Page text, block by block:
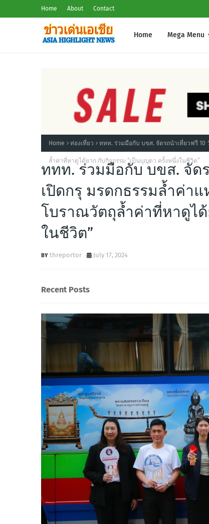
Home About Contact
Home Mega Menu
Home ท่องเที่ยว ททท. ร่วมมือกับ บขส. จัดรถนำเที่ยวฟรี
ล้ำค่าที่หาดูได้ยาก กับกิจกรรม “เป็นบุญตา ครั้งหนึ่งในชีวิต”
ททท. ร่วมมือกับ บขส. จัด
เปิดกรุ มรดกธรรมล้ำค่า
โบราณวัตถุล้ำค่าที่หาดูไ
ในชีวิต”
threportor July 17, 2024
Recent Posts